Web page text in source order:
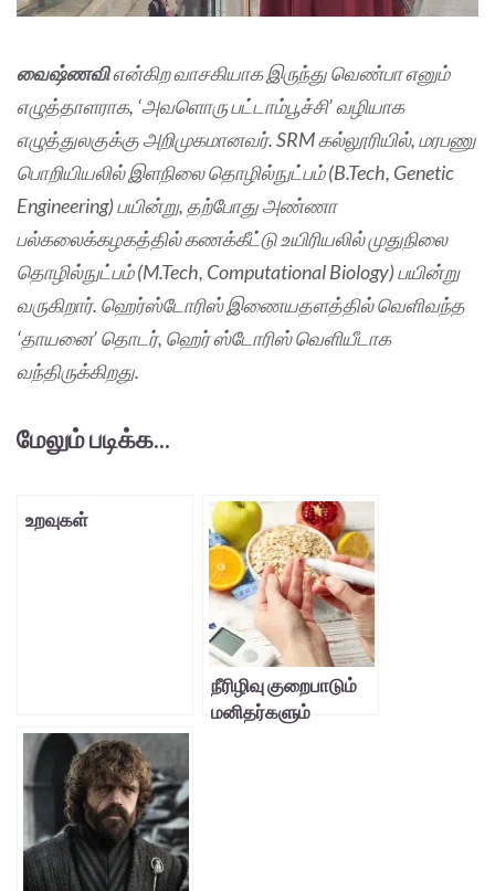
வைஷ்ணவிஎன்கிற வாசகியாக இருந்து வெண்பா எனும்
எழுத்தாளராக, ‘அவளொரு பட்டாம்பூச்சி’ வழியாக
எழுத்துலகுக்கு அறிமுகமானவர். SRM கல்லூரியில், மரபணு‌
பொறியியலில் இளநிலை தொழில்நுட்பம் (B.Tech, Genetic
Engineering) பயின்று, தற்போது அண்ணா
பல்கலைக்கழகத்தில் கணக்கீட்டு உயிரியலில் முதுநிலை
தொழில்நுட்பம் (M.Tech, Computational Biology) பயின்று
வருகிறார். ஹெர்ஸ்டோரிஸ் இணையதளத்தில் வெளிவந்த
‘தாயனை’ தொடர், ஹெர் ஸ்டோரிஸ் வெளியீடாக
வந்திருக்கிறது.
மேலும் படிக்க...
உறவுகள்
நீரிழிவு குறைபாடும்
மனிதர்களும்